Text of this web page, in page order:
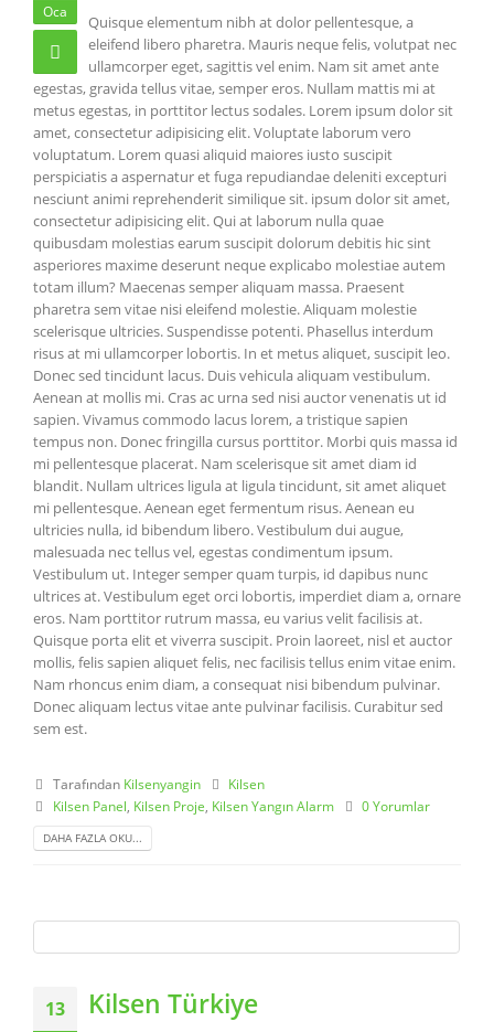
Oca
Quisque elementum nibh at dolor pellentesque, a
eleifend libero pharetra. Mauris neque felis, volutpat nec
ullamcorper eget, sagittis vel enim. Nam sit amet ante
egestas, gravida tellus vitae, semper eros. Nullam mattis mi at
metus egestas, in porttitor lectus sodales. Lorem ipsum dolor sit
amet, consectetur adipisicing elit. Voluptate laborum vero
voluptatum. Lorem quasi aliquid maiores iusto suscipit
perspiciatis a aspernatur et fuga repudiandae deleniti excepturi
nesciunt animi reprehenderit similique sit. ipsum dolor sit amet,
consectetur adipisicing elit. Qui at laborum nulla quae
quibusdam molestias earum suscipit dolorum debitis hic sint
asperiores maxime deserunt neque explicabo molestiae autem
totam illum? Maecenas semper aliquam massa. Praesent
pharetra sem vitae nisi eleifend molestie. Aliquam molestie
scelerisque ultricies. Suspendisse potenti. Phasellus interdum
risus at mi ullamcorper lobortis. In et metus aliquet, suscipit leo.
Donec sed tincidunt lacus. Duis vehicula aliquam vestibulum.
Aenean at mollis mi. Cras ac urna sed nisi auctor venenatis ut id
sapien. Vivamus commodo lacus lorem, a tristique sapien
tempus non. Donec fringilla cursus porttitor. Morbi quis massa id
mi pellentesque placerat. Nam scelerisque sit amet diam id
blandit. Nullam ultrices ligula at ligula tincidunt, sit amet aliquet
mi pellentesque. Aenean eget fermentum risus. Aenean eu
ultricies nulla, id bibendum libero. Vestibulum dui augue,
malesuada nec tellus vel, egestas condimentum ipsum.
Vestibulum ut. Integer semper quam turpis, id dapibus nunc
ultrices at. Vestibulum eget orci lobortis, imperdiet diam a, ornare
eros. Nam porttitor rutrum massa, eu varius velit facilisis at.
Quisque porta elit et viverra suscipit. Proin laoreet, nisl et auctor
mollis, felis sapien aliquet felis, nec facilisis tellus enim vitae enim.
Nam rhoncus enim diam, a consequat nisi bibendum pulvinar.
Donec aliquam lectus vitae ante pulvinar facilisis. Curabitur sed
sem est.
Tarafından Kilsenyangin
Kilsen
Kilsen Panel Kilsen Proje Kilsen Yangın Alarm 0 Yorumlar
DAHA FAZLA OKU...
13 Kilsen Türkiye